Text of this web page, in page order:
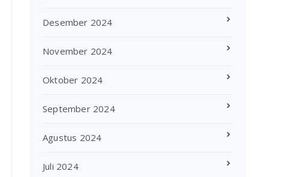
Desember 2024
November 2024
Oktober 2024
September 2024
Agustus 2024
Juli 2024